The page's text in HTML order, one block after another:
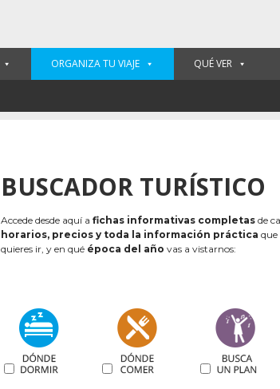
ORGANIZA TU VIAJE QUÉ VER
BUSCADOR TURÍSTICO
Accede desde aquí a fichas informativas completas de
horarios, precios y toda la información práctica que
quieres ir, y en qué época del año vas a vistarnos: